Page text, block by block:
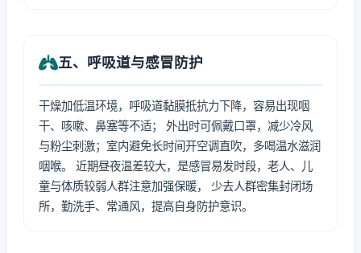
五、呼吸道与感冒防护
干燥加低温环境，呼吸道黏膜抵抗力下降，容易出现咽
干、咳嗽、鼻塞等不适； 外出时可佩戴口罩，减少冷风
与粉尘刺激；室内避免长时间开空调直吹，多喝温水滋润
咽喉。 近期昼夜温差较大，是感冒易发时段，老人、儿
童与体质较弱人群注意加强保暖， 少去人群密集封闭场
所，勤洗手、常通风，提高自身防护意识。